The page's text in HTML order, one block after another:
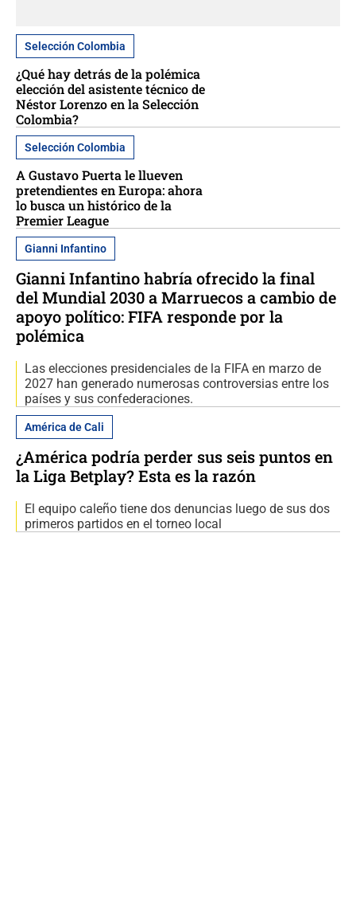
Selección Colombia
¿Qué hay detrás de la polémica
elección del asistente técnico de
Néstor Lorenzo en la Selección
Colombia?
Selección Colombia
A Gustavo Puerta le llueven
pretendientes en Europa: ahora
lo busca un histórico de la
Premier League
Gianni Infantino
Gianni Infantino habría ofrecido la final
del Mundial 2030 a Marruecos a cambio de
apoyo político: FIFA responde por la
polémica
Las elecciones presidenciales de la FIFA en marzo de
2027 han generado numerosas controversias entre los
países y sus confederaciones.
América de Cali
¿América podría perder sus seis puntos en
la Liga Betplay? Esta es la razón
El equipo caleño tiene dos denuncias luego de sus dos
primeros partidos en el torneo local